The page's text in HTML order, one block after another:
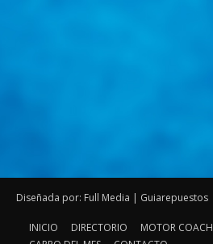
Diseñada por: Full Media | Guiarepuestos
INICIO DIRECTORIO MOTOR COACH